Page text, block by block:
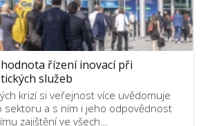
řízení inovací při
služeb
krizí si veřejnost více uvědomuje
sektoru a s ním i jeho odpovědnost
zajištění ve všech…